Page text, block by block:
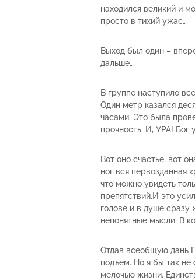
находился великий и
просто в тихий ужас…
Выход был один –
дальше…
В группе наступило
Один метр казался
часами. Это была
прочность. И, УРА!
Вот оно счастье, вот
ног вся первозданная
что можно увидеть
препятствий.И это
голове и в душе сразу
непонятные мысли. В
Отдав всеобщую дань
подъем. Но я бы так не
мелочью жизни.